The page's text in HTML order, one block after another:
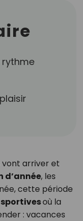
rythme
vont arriver et
d’année, les
cette période
sportivesoù la
: vacances